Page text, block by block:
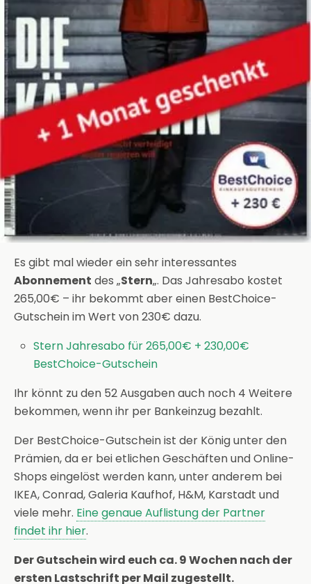
Es gibt mal wieder ein sehr interessantes
Abonnement des „Stern„. Das Jahresabo kostet
265,00€ – ihr bekommt aber einen BestChoice-
Gutschein im Wert von 230€ dazu.
Stern Jahresabo für 265,00€ + 230,00€
BestChoice-Gutschein
Ihr könnt zu den 52 Ausgaben auch noch 4 Weitere
bekommen, wenn ihr per Bankeinzug bezahlt.
Der BestChoice-Gutschein ist der König unter den
Prämien, da er bei etlichen Geschäften und Online-
Shops eingelöst werden kann, unter anderem bei
IKEA, Conrad, Galeria Kaufhof, H&M, Karstadt und
viele mehr. Eine genaue Auflistung der Partner
findet ihr hier.
Der Gutschein wird euch ca. 9 Wochen nach der
ersten Lastschrift per Mail zugestellt.